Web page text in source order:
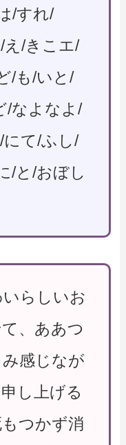
/すれ/
/きこエ/
/も/いと/
なよなよ/
にて/ふし/
/と/おぼし
らしいお
、ああつ
感じなが
し上げる
つかず消